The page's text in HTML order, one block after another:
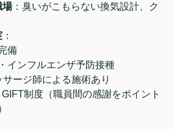
場：臭いがこもらない換気設計、ク
：
備
インフルエンザ予防接種
サージ師による施術あり
制度（職員間の感謝をポイント